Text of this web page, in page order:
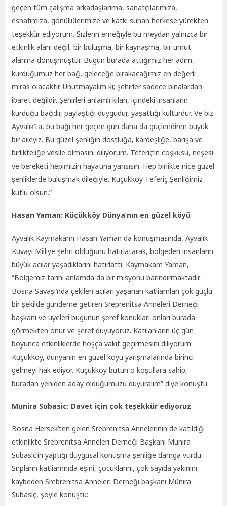
geçen tüm çalışma arkadaşlarıma, sanatçılarımıza,
esnafımıza, gönüllülerimize ve katkı sunan herkese yürekten
teşekkür ediyorum. Sizlerin emeğiyle bu meydan yalnızca bir
etkinlik alanı değil, bir buluşma, bir kaynaşma, bir umut
alanına dönüşmüştür. Bugün burada attığımız her adım,
kurduğumuz her bağ, geleceğe bırakacağımız en değerli
miras olacaktır. Unutmayalım ki; şehirler sadece binalardan
ibaret değildir. Şehirleri anlamlı kılan, içindeki insanların
kurduğu bağdır, paylaştığı duygudur, yaşattığı kültürdür. Ve biz
Ayvalık’ta, bu bağı her geçen gün daha da güçlendiren büyük
bir aileyiz. Bu güzel şenliğin dostluğa, kardeşliğe, barışa ve
birlikteliğe vesile olmasını diliyorum. Teferiç’in coşkusu, neşesi
ve bereketi hepimizin hayatına yansısın. Hep birlikte nice güzel
şenliklerde buluşmak dileğiyle. Küçükköy Teferiç Şenliğimiz
kutlu olsun.”
Hasan Yaman: Küçükköy Dünya’nın en güzel köyü
Ayvalık Kaymakamı Hasan Yaman da konuşmasında, Ayvalık
Kuvayi Milliye şehri olduğunu hatırlatarak, bölgeden insanların
büyük acılar yaşadıklarını hatırlattı. Kaymakam Yaman,
“Bölgemiz tarihi anlamda da bir misyonu barındırmaktadır.
Bosna Savaşı’nda çekilen acıları yaşanan katliamları çok güçlü
bir şekilde gündeme getiren Sreprenitsa Anneleri Derneği
başkanı ve üyeleri bugünün şeref konukları onları burada
görmekten onur ve şeref duyuyoruz. Katılanların üç gün
boyunca etkinliklerde hoşça vakit geçirmesini diliyorum.
Küçükköy, dünyanın en güzel köyü yarışmalarında birinci
gelmeyi hak ediyor. Küçükköy bütün o koşullara sahip,
buradan yeniden aday olduğumuzu duyuralım” diye konuştu.
Munira Subasic: Davet için çok teşekkür ediyoruz
Bosna Hersek’ten gelen Srebrenitsa Annelerinin de katıldığı
etkinlikteSrebrenitsa Anneleri Derneği Başkanı Munira
Subasic’in yaptığı duygusal konuşma şenliğe damga vurdu.
Sırpların katliamında eşini, çocuklarını, çok sayıda yakınını
kaybeden Srebrenitsa Anneleri Derneği başkanı Münira
Subasiç, şöyle konuştu: